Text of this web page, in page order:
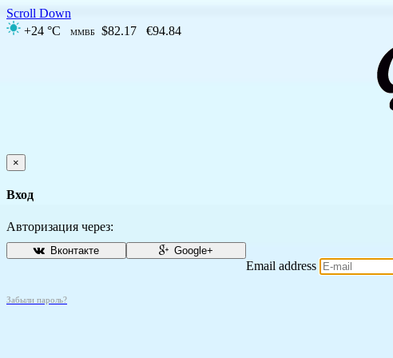
Scroll Down
+24 °C
ММВБ $82.17 €94.84
×
Вход
Авторизация через:
Вконтакте Google+
Email address
Забыли пароль?